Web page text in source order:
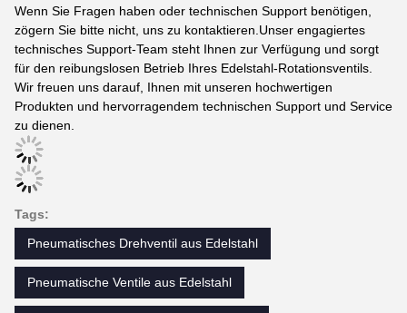
Wenn Sie Fragen haben oder technischen Support benötigen,
zögern Sie bitte nicht, uns zu kontaktieren.Unser engagiertes
technisches Support-Team steht Ihnen zur Verfügung und sorgt
für den reibungslosen Betrieb Ihres Edelstahl-Rotationsventils.
Wir freuen uns darauf, Ihnen mit unseren hochwertigen
Produkten und hervorragendem technischen Support und Service
zu dienen.
Tags:
Pneumatisches Drehventil aus Edelstahl
Pneumatische Ventile aus Edelstahl